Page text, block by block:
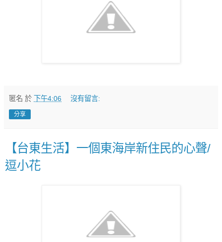
匿名 於 下午4:06 沒有留言:
分享
【台東生活】一個東海岸新住民的心聲/
逗小花